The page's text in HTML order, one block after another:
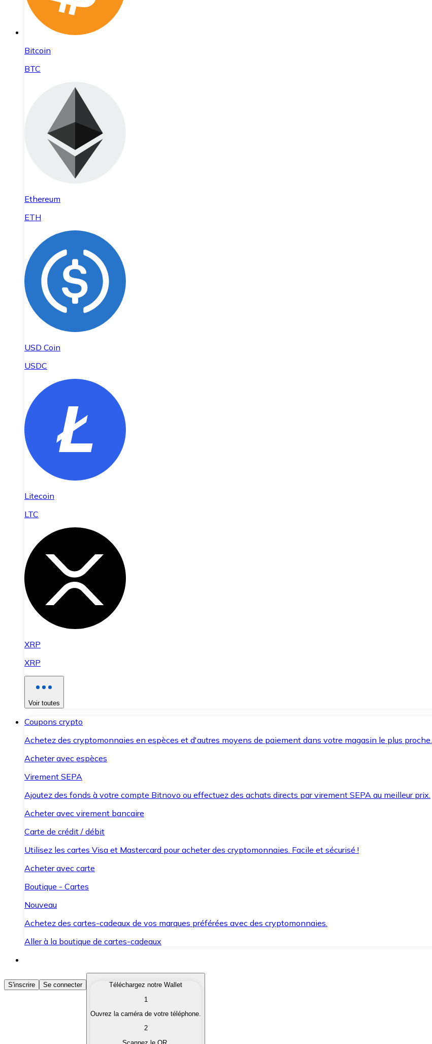
Bitcoin
BTC
Ethereum
ETH
USD Coin
USDC
Litecoin
LTC
XRP
XRP
Voir toutes
Coupons crypto
Achetez des cryptomonnaies en espèces et d'autres moyens de paiement dans votre magasin le plus proche.
Acheter avec espèces
Virement SEPA
Ajoutez des fonds à votre compte Bitnovo ou effectuez des achats directs par virement SEPA au meilleur prix.
Acheter avec virement bancaire
Carte de crédit / débit
Utilisez les cartes Visa et Mastercard pour acheter des cryptomonnaies. Facile et sécurisé !
Acheter avec carte
Boutique - Cartes
Nouveau
Achetez des cartes-cadeaux de vos marques préférées avec des cryptomonnaies.
Aller à la boutique de cartes-cadeaux
Acheter des Cryptomonnaies
Achetez les cryptomonnaies qui vous intéressent rapidement et en toute sécurité.
Convertissez vos cryptomonnaies en monnaie fiduciaire lorsque vous en avez besoin.
S'inscrire Se connecter
Téléchargez notre Wallet
1
Ouvrez la caméra de votre téléphone.
2